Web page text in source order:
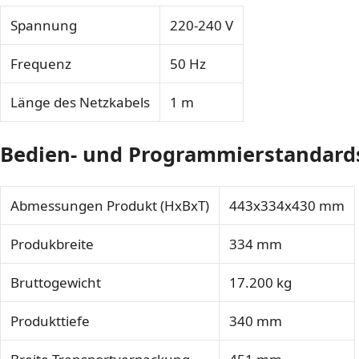
Spannung 220-240 V
Frequenz 50 Hz
Länge des Netzkabels 1 m
Bedien- und
Abmessungen Produkt (HxBxT) 443x334x430 mm
Produkbreite 334 mm
Bruttogewicht 17.200 kg
Produkttiefe 340 mm